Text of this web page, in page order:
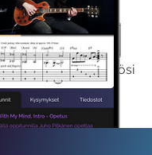
sisältömme käyttöösi